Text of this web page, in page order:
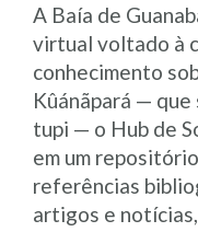
A Baía de
virtual voltado à
conhecimento
Kûánãpará — que
tupi — o Hub de
em um
referências
artigos e